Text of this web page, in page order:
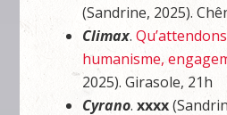
(Sandrine, 2025).
Climax.
humanisme,
2025). Girasole, 21h
Cyrano.xxxx